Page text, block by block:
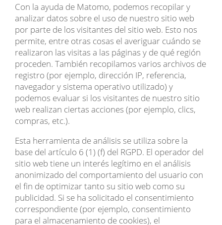
Con la ayuda de Matomo, podemos recopilar y
analizar datos sobre el uso de nuestro sitio web
por parte de los visitantes del sitio web. Esto nos
permite, entre otras cosas el averiguar cuándo se
realizaron las visitas a las páginas y de qué región
proceden. También recopilamos varios archivos de
registro (por ejemplo, dirección IP, referencia,
navegador y sistema operativo utilizado) y
podemos evaluar si los visitantes de nuestro sitio
web realizan ciertas acciones (por ejemplo, clics,
compras, etc.).
Esta herramienta de análisis se utiliza sobre la
base del artículo 6 (1) (f) del RGPD. El operador del
sitio web tiene un interés legítimo en el análisis
anonimizado del comportamiento del usuario con
el fin de optimizar tanto su sitio web como su
publicidad. Si se ha solicitado el consentimiento
correspondiente (por ejemplo, consentimiento
para el almacenamiento de cookies), el